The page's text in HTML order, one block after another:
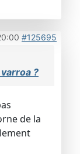
#125695
?
de la